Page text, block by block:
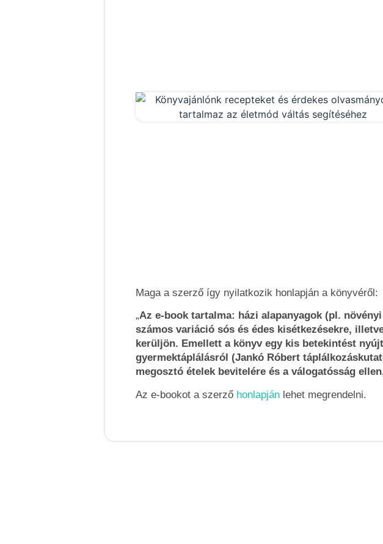
Maga a szerző így nyilatkozik honlapján a könyvéről:
„Az e-book tartalma: házi alapanyagok (pl.
számos variáció sós és édes kisétkezésekre,
kerüljön. Emellett a könyv egy kis betekintést
gyermektáplálásról (Jankó Róbert
megosztó ételek bevitelére és a válogatósság
Az e-bookot a szerző honlapján lehet megrendelni.